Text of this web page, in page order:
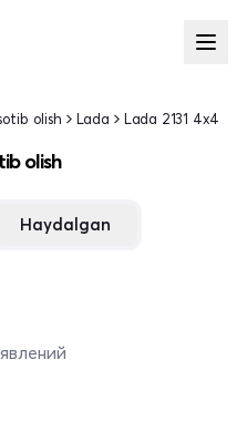
olish Lada Lada 2131 4x4
olish
Haydalgan